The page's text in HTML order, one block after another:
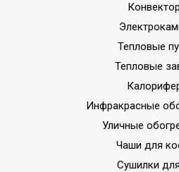
Тепловые
Тепловые
Инфракрасные
Уличные
Чаши для
Сушилки